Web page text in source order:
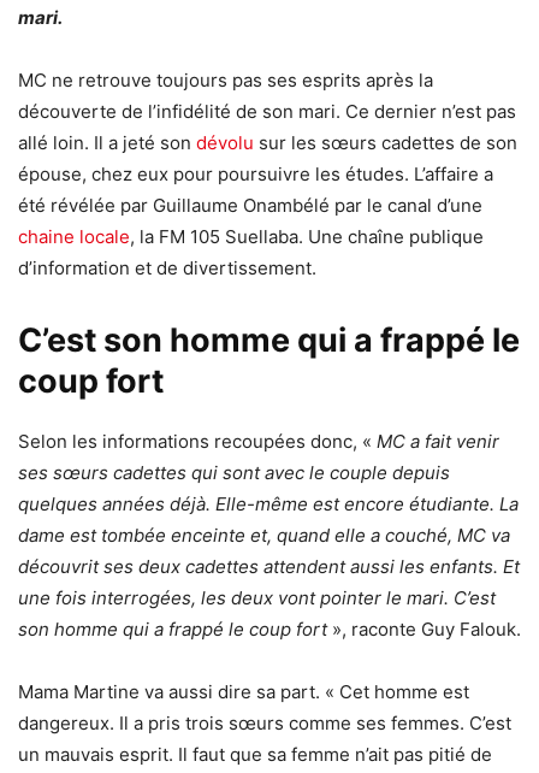
mari.
MC ne retrouve toujours pas ses esprits après la
découverte de l’infidélité de son mari. Ce dernier n’est pas
allé loin. Il a jeté son dévolu sur les sœurs cadettes de son
épouse, chez eux pour poursuivre les études. L’affaire a
été révélée par Guillaume Onambélé par le canal d’une
chaine locale, la FM 105 Suellaba. Une chaîne publique
d’information et de divertissement.
C’est son homme qui a frappé le
coup fort
Selon les informations recoupées donc, « MC a fait venir
ses sœurs cadettes qui sont avec le couple depuis
quelques années déjà. Elle-même est encore étudiante. La
dame est tombée enceinte et, quand elle a couché, MC va
découvrit ses deux cadettes attendent aussi les enfants. Et
une fois interrogées, les deux vont pointer le mari. C’est
son homme qui a frappé le coup fort», raconte Guy Falouk.
Mama Martine va aussi dire sa part. « Cet homme est
dangereux. Il a pris trois sœurs comme ses femmes. C’est
un mauvais esprit. Il faut que sa femme n’ait pas pitié de